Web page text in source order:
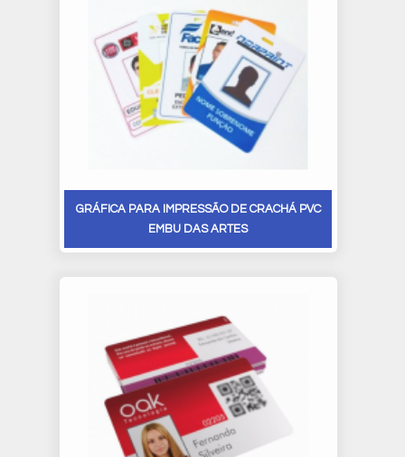
GRÁFICA PARA IMPRESSÃO DE CRACHÁ PVC
EMBU DAS ARTES